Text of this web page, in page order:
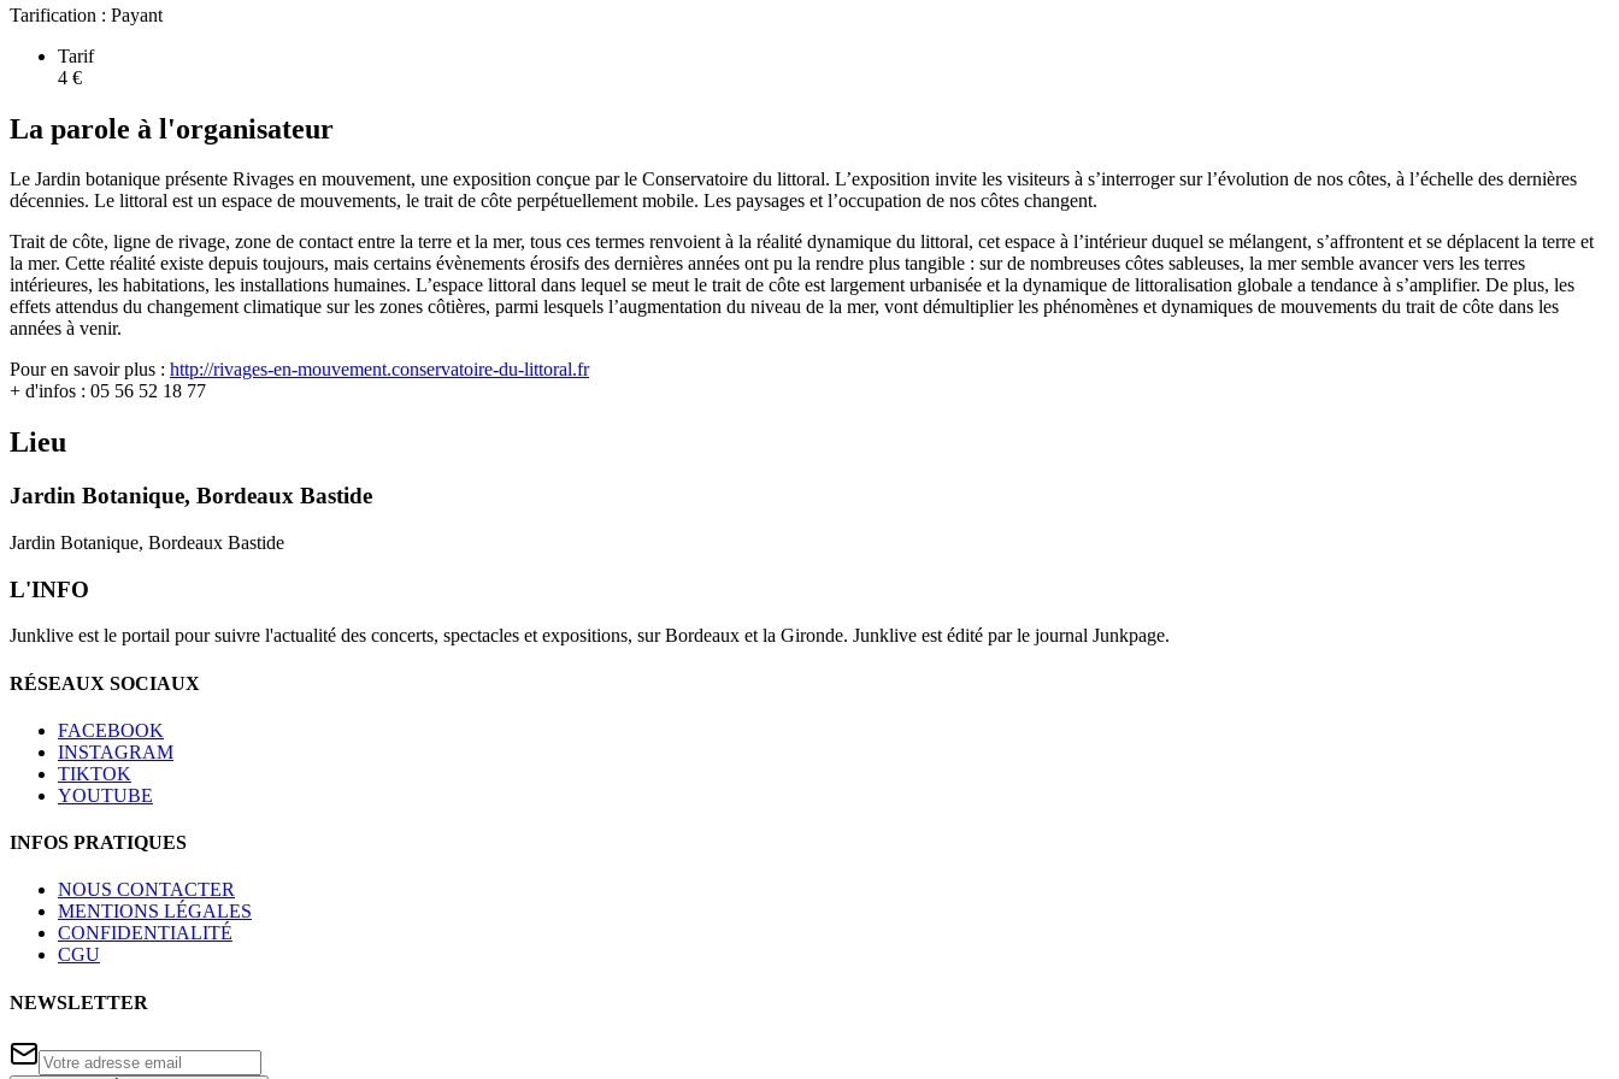
Tarification : Payant
Tarif
4 €
La parole à l'organisateur
Le Jardin botanique présente Rivages en mouvement, une exposition conçue par le Conservatoire du littoral. L’exposition invite les visiteurs à s’interroger sur l’évolution de nos côtes, à l’échelle des dernières
décennies. Le littoral est un espace de mouvements, le trait de côte perpétuellement mobile. Les paysages et l’occupation de nos côtes changent.
Trait de côte, ligne de rivage, zone de contact entre la terre et la mer, tous ces termes renvoient à la réalité dynamique du littoral, cet espace à l’intérieur duquel se mélangent, s’affrontent et se déplacent la terre et
la mer. Cette réalité existe depuis toujours, mais certains évènements érosifs des dernières années ont pu la rendre plus tangible : sur de nombreuses côtes sableuses, la mer semble avancer vers les terres
intérieures, les habitations, les installations humaines. L’espace littoral dans lequel se meut le trait de côte est largement urbanisée et la dynamique de littoralisation globale a tendance à s’amplifier. De plus, les
effets attendus du changement climatique sur les zones côtières, parmi lesquels l’augmentation du niveau de la mer, vont démultiplier les phénomènes et dynamiques de mouvements du trait de côte dans les
années à venir.
Pour en savoir plus : http://rivages-en-mouvement.conservatoire-du-littoral.fr
+ d'infos : 05 56 52 18 77
Lieu
Jardin Botanique, Bordeaux Bastide
Jardin Botanique, Bordeaux Bastide
L'INFO
Junklive est le portail pour suivre l'actualité des concerts, spectacles et expositions, sur Bordeaux et la Gironde. Junklive est édité par le journal Junkpage.
RÉSEAUX SOCIAUX
FACEBOOK
INSTAGRAM
TIKTOK
YOUTUBE
INFOS PRATIQUES
NOUS CONTACTER
MENTIONS LÉGALES
CONFIDENTIALITÉ
CGU
NEWSLETTER